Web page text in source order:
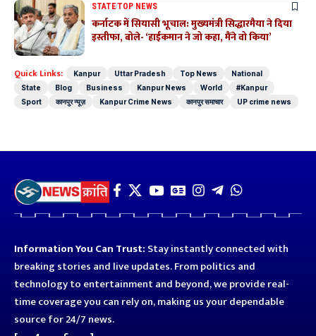
STATETOP NEWS
कर्नाटक में सियासी भूचाल: मुख्यमंत्री सिद्धारमैया ने दिया
इस्तीफा, बोले- ‘हाईकमान ने जो कहा, मैंने वो किया’
Quick Links: Kanpur Uttar Pradesh Top News
National
State
Blog Business Kanpur News World
#Kanpur
Sport
कानपुर न्यूज़ Kanpur Crime News कानपुर समाचार UP crime news
Information You Can Trust: Stay instantly connected with
breaking stories and live updates. From politics and
technology to entertainment and beyond, we provide real-
time coverage you can rely on, making us your dependable
source for 24/7 news.